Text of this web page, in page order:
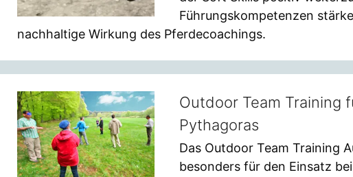
Führungskompetenzen
nachhaltige Wirkung des Pferdecoachings.
Outdoor Team Training
Pythagoras
Das Outdoor Team Training
besonders für den Einsatz